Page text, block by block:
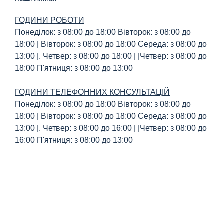
ГОДИНИ РОБОТИ
Понеділок: з 08:00 до 18:00 Вівторок: з 08:00 до
18:00 | Вівторок: з 08:00 до 18:00 Середа: з 08:00 до
13:00 |. Четвер: з 08:00 до 18:00 | |Четвер: з 08:00 до
18:00 П'ятниця: з 08:00 до 13:00
ГОДИНИ ТЕЛЕФОННИХ КОНСУЛЬТАЦІЙ
Понеділок: з 08:00 до 18:00 Вівторок: з 08:00 до
18:00 | Вівторок: з 08:00 до 18:00 Середа: з 08:00 до
13:00 |. Четвер: з 08:00 до 16:00 | |Четвер: з 08:00 до
16:00 П'ятниця: з 08:00 до 13:00